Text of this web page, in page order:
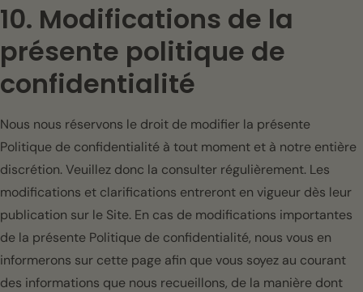
10. Modifications de la
présente politique de
confidentialité
Nous nous réservons le droit de modifier la présente
Politique de confidentialité à tout moment et à notre entière
discrétion. Veuillez donc la consulter régulièrement. Les
modifications et clarifications entreront en vigueur dès leur
publication sur le Site. En cas de modifications importantes
de la présente Politique de confidentialité, nous vous en
informerons sur cette page afin que vous soyez au courant
des informations que nous recueillons, de la manière dont